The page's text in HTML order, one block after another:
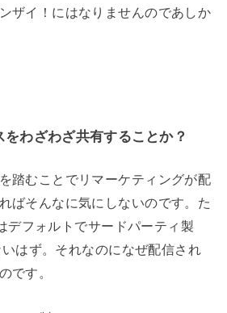
ザイ！にはなりませんのであしか
をわざわざ共有することか？
踏むことでリマーケティングが配
ばそんなに気にしないのです。た
デフォルトでサードパーティ製
はず。それなのになぜ配信され
です。